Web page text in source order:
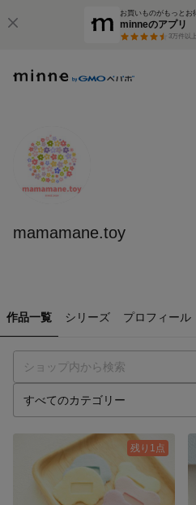
お買いものがもっとお
minneのアプリ
3万件以上
mamamane.toy
作品一覧 シリーズ プロフィール
残り1点